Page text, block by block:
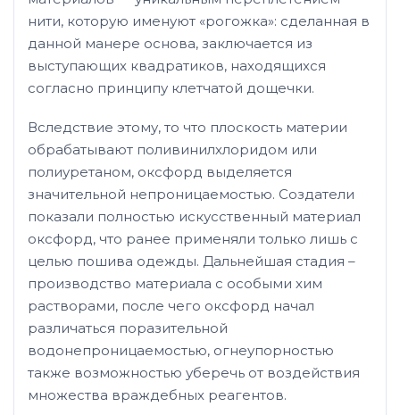
нити, которую именуют «рогожка»: сделанная в
данной манере основа, заключается из
выступающих квадратиков, находящихся
согласно принципу клетчатой дощечки.
Вследствие этому, то что плоскость материи
обрабатывают поливинилхлоридом или
полиуретаном, оксфорд выделяется
значительной непроницаемостью. Создатели
показали полностью искусственный материал
оксфорд, что ранее применяли только лишь с
целью пошива одежды. Дальнейшая стадия –
производство материала с особыми хим
растворами, после чего оксфорд начал
различаться поразительной
водонепроницаемостью, огнеупорностью
также возможностью уберечь от воздействия
множества враждебных реагентов.